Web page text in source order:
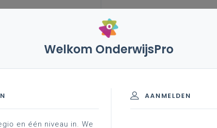
kwaliteit en betaalbaarheid van lesmateriaal
Welkom OnderwijsPro
AANMELDEN
en één niveau in. We